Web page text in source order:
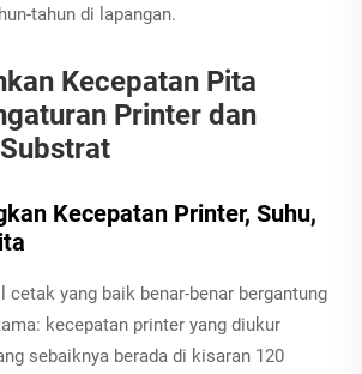
tahun di lapangan.
Kecepatan Pita
Printer dan
Kecepatan Printer, Suhu,
cetak yang baik benar-benar bergantung
kecepatan printer yang diukur
sebaiknya berada di kisaran 120